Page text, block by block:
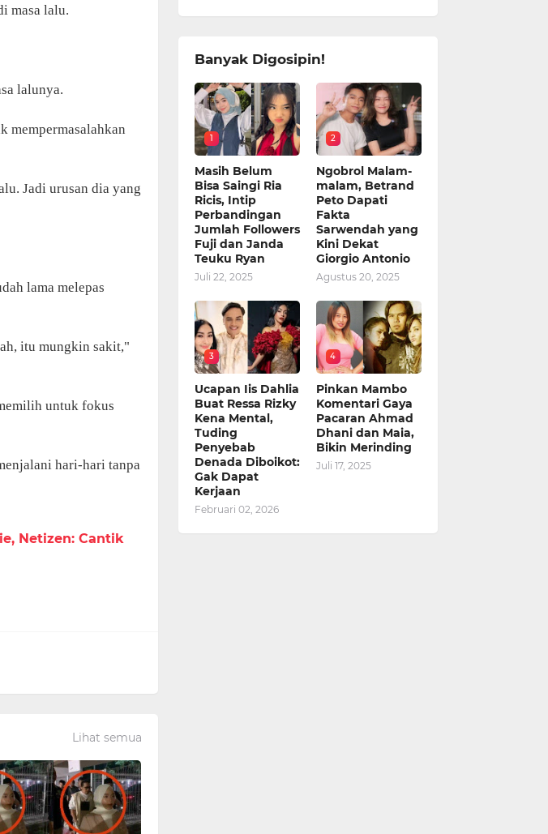
masa lalu.
lalunya.
mempermasalahkan
Jadi urusan dia yang
lama melepas
itu mungkin sakit,"
untuk fokus
hari-hari tanpa
Netizen: Cantik
Lihat semua
Banyak Digosipin!
1
Masih Belum
Bisa Saingi Ria
Ricis, Intip
Perbandingan
Jumlah Followers
Fuji dan Janda
Teuku Ryan
Juli 22, 2025
2
Ngobrol Malam-
malam, Betrand
Peto Dapati
Fakta
Sarwendah yang
Kini Dekat
Giorgio Antonio
Agustus 20, 2025
3
Ucapan Iis Dahlia
Buat Ressa Rizky
Kena Mental,
Tuding
Penyebab
Denada Diboikot:
Gak Dapat
Kerjaan
Februari 02, 2026
4
Pinkan Mambo
Komentari Gaya
Pacaran Ahmad
Dhani dan Maia,
Bikin Merinding
Juli 17, 2025